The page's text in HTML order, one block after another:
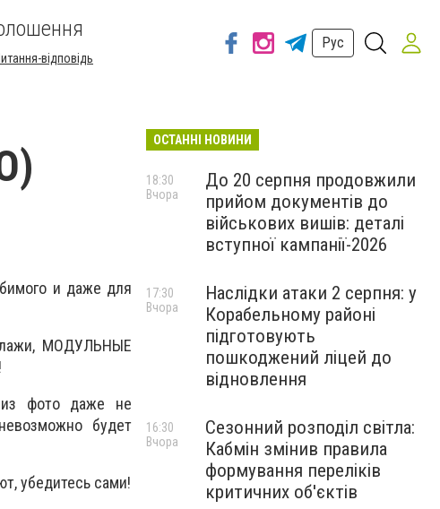
відповідь
Рус
и даже для
МОДУЛЬНЫЕ
из фото даже не
будет
убедитесь сами!
ОСТАННІ НОВИНИ
До 20 серпня продовжили
прийом документів до
військових вишів: деталі
вступної кампанії-2026
18:30
Вчора
Наслідки атаки 2 серпня: у
Корабельному районі
підготовують
пошкоджений ліцей до
відновлення
17:30
Вчора
Сезонний розподіл світла:
Кабмін змінив правила
формування переліків
критичних об'єктів
16:30
Вчора